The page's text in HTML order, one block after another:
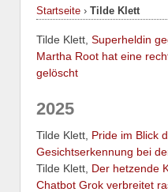
Startseite › Tilde Klett
Tilde Klett, Superheldin
Martha Root hat eine
gelöscht
2025
Tilde Klett, Pride im Blick
Gesichtserkennung bei
Tilde Klett, Der hetzende
Chatbot Grok verbreitet